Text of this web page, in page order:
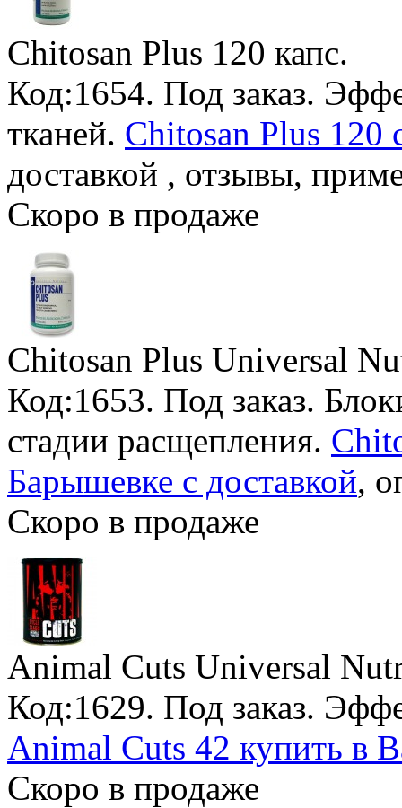
Chitosan Plus 120 капс.
Код:1654. Под заказ.
тканей. Chitosan Plus 120
доставкой , отзывы,
Скоро в продаже
Chitosan Plus Universal
Код:1653. Под заказ.
стадии расщепления.
Барышевке с доставкой,
Скоро в продаже
Animal Cuts Universal
Код:1629. Под заказ.
Animal Cuts 42 купить в
Скоро в продаже